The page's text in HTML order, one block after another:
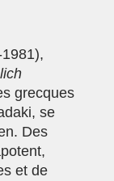
grecques
se
Des
et de